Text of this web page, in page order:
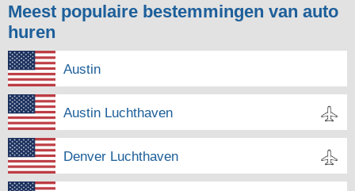
Meest populaire bestemmingen van auto
huren
Austin
Austin Luchthaven
Denver Luchthaven